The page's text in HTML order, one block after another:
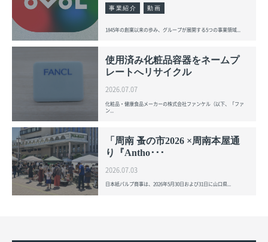
事業紹介
動画
1845年の創業以来の歩み、グループが展開する5つの事業領域...
使用済み化粧品容器をネームプ
レートへリサイクル
2026.07.07
化粧品・健康食品メーカーの株式会社ファンケル（以下、「ファ
ン...
「周南 蚤の市2026 ×周南本屋通
り『Antho･･･
2026.07.03
日本紙パルプ商事は、2026年5月30日および31日に山口県...